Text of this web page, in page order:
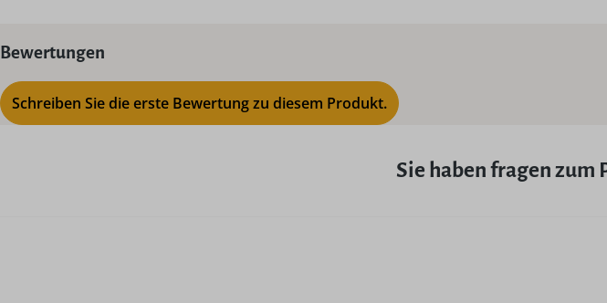
Bewertungen
Schreiben Sie die erste Bewertung zu diesem Produkt.
Sie haben fragen zum